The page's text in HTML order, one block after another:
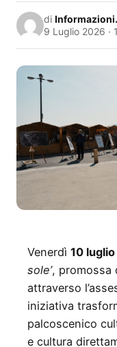
di
9 Luglio 2026 ·
Venerdì 10 luglio
sole’, promossa
attraverso
iniziativa
palcoscenico
e cultura